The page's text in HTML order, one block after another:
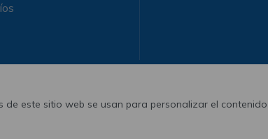
este sitio web se usan para personalizar el